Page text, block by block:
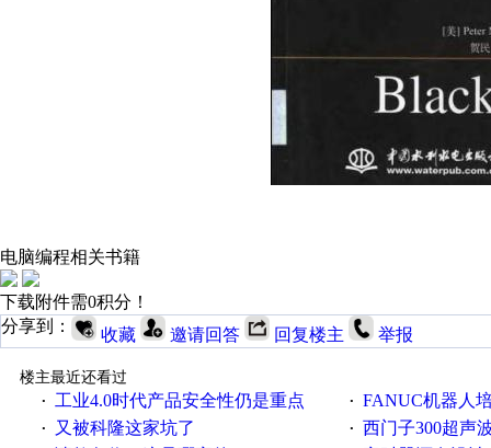
电脑编程相关书籍
下载附件需0积分！
分享到：
收藏 邀请回答 回复楼主 举报
楼主最近还看过
·
工业4.0时代产品安全性仍是重点 · FANUC机器人
· 又被科隆这家坑了 · 西门子300超声波